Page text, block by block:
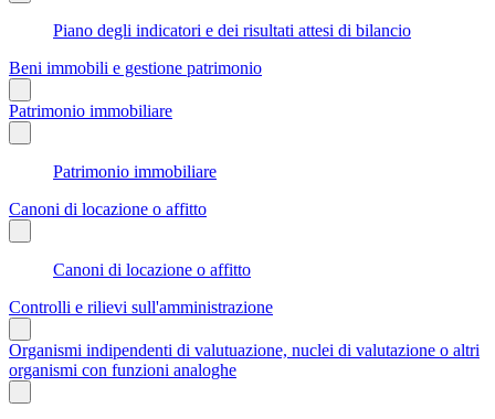
Piano degli indicatori e dei risultati attesi di bilancio
Beni immobili e gestione patrimonio
Patrimonio immobiliare
Patrimonio immobiliare
Canoni di locazione o affitto
Canoni di locazione o affitto
Controlli e rilievi sull'amministrazione
Organismi indipendenti di valutuazione, nuclei di valutazione o altri
organismi con funzioni analoghe